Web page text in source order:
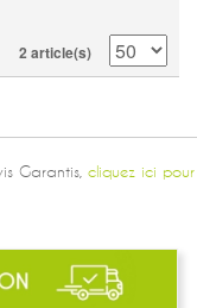
2 article(s)
Garantis, cliquez ici pour